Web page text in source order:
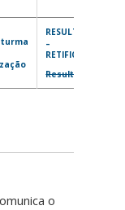
RESULTADO
–
RETIFICADO
Resultado
o